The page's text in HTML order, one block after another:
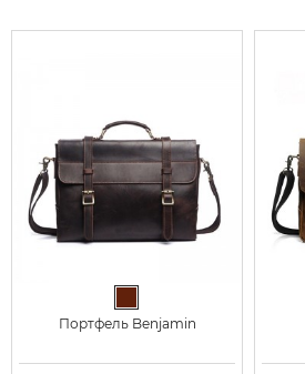
Портфель Benjamin